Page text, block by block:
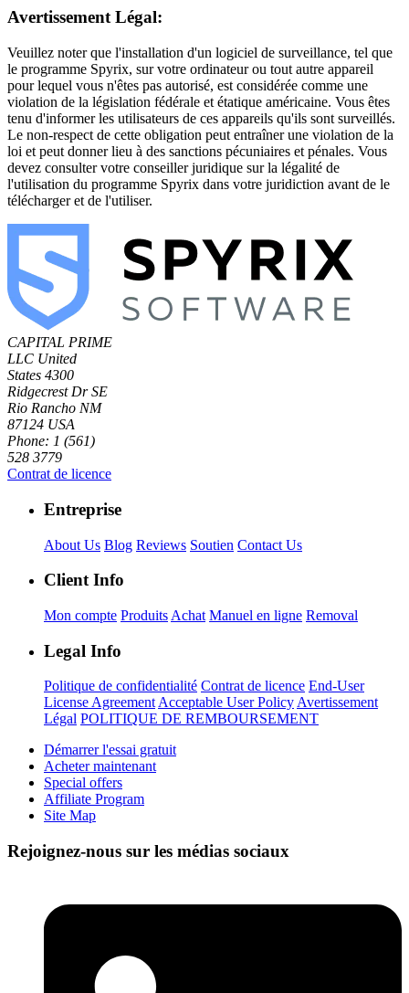
Avertissement Légal:
Veuillez noter que l'installation d'un logiciel de surveillance, tel que
le programme Spyrix, sur votre ordinateur ou tout autre appareil
pour lequel vous n'êtes pas autorisé, est considérée comme une
violation de la législation fédérale et étatique américaine. Vous êtes
tenu d'informer les utilisateurs de ces appareils qu'ils sont surveillés.
Le non-respect de cette obligation peut entraîner une violation de la
loi et peut donner lieu à des sanctions pécuniaires et pénales. Vous
devez consulter votre conseiller juridique sur la légalité de
l'utilisation du programme Spyrix dans votre juridiction avant de le
télécharger et de l'utiliser.
CAPITAL PRIME
LLC United
States 4300
Ridgecrest Dr SE
Rio Rancho NM
87124 USA
Phone: 1 (561)
528 3779
Contrat de licence
Entreprise
About Us Blog Reviews Soutien Contact Us
Client Info
Mon compte Produits Achat Manuel en ligne Removal
Legal Info
Politique de confidentialité Contrat de licence End-User
License AgreementAcceptable User PolicyAvertissement
Légal POLITIQUE DE REMBOURSEMENT
Démarrer l'essai gratuit
Acheter maintenant
Special offers
Affiliate Program
Site Map
Rejoignez-nous sur les médias sociaux